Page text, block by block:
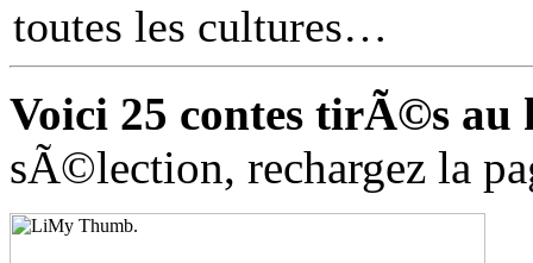
toutes les cultures
Voici 25 contes tirÃ©s au
sÃ©lection, rechargez la